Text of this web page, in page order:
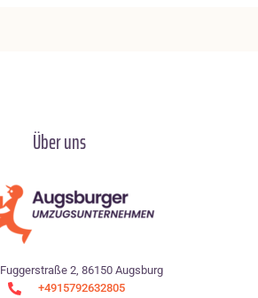
Über uns
Fuggerstraße 2, 86150 Augsburg
+4915792632805